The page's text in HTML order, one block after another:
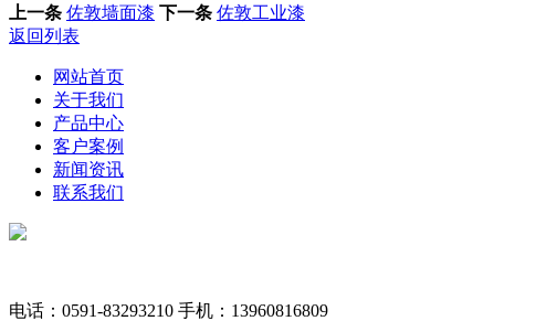
上一条 佐敦墙面漆 下一条 佐敦工业漆
返回列表
网站首页
关于我们
产品中心
客户案例
新闻资讯
联系我们
电话：0591-83293210 手机：13960816809